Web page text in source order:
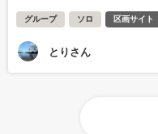
グループ ソロ 区画サイト
とりさん